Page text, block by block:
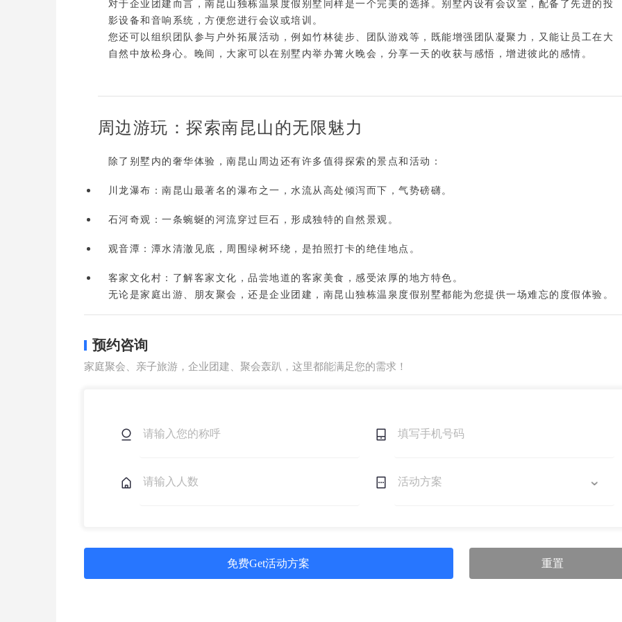
对于企业团建而言，南昆山独栋温泉度假别墅同样是一个完美的选择。别墅内设有会议室 ，配备了先进的投
影设备和音响系统，方便您进行会议或培训。
您还可以组织团队参与 户外拓展活动 ，例如竹林徒步、团队游戏等，既能增强团队凝聚力，又能让员工在大
自然中放松身心。晚间，大家可以在别墅内举办篝火晚会 ，分享一天的收获与感悟，增进彼此的感情。
周边游玩：探索南昆山的无限魅力
除了别墅内的奢华体验，南昆山周边还有许多值得探索的景点和活动：
川龙瀑布 ：南昆山最著名的瀑布之一，水流从高处倾泻而下，气势磅礴。
石河奇观 ：一条蜿蜒的河流穿过巨石，形成独特的自然景观。
观音潭 ：潭水清澈见底，周围绿树环绕，是拍照打卡的绝佳地点。
客家文化村 ：了解客家文化，品尝地道的客家美食，感受浓厚的地方特色。
无论是家庭出游、朋友聚会，还是企业团建，南昆山独栋温泉度假别墅都能为您提供一场难忘的度假体验。
预约咨询
家庭聚会、亲子旅游，企业团建、聚会轰趴，这里都能满足您的需求！
免费Get活动方案 重置